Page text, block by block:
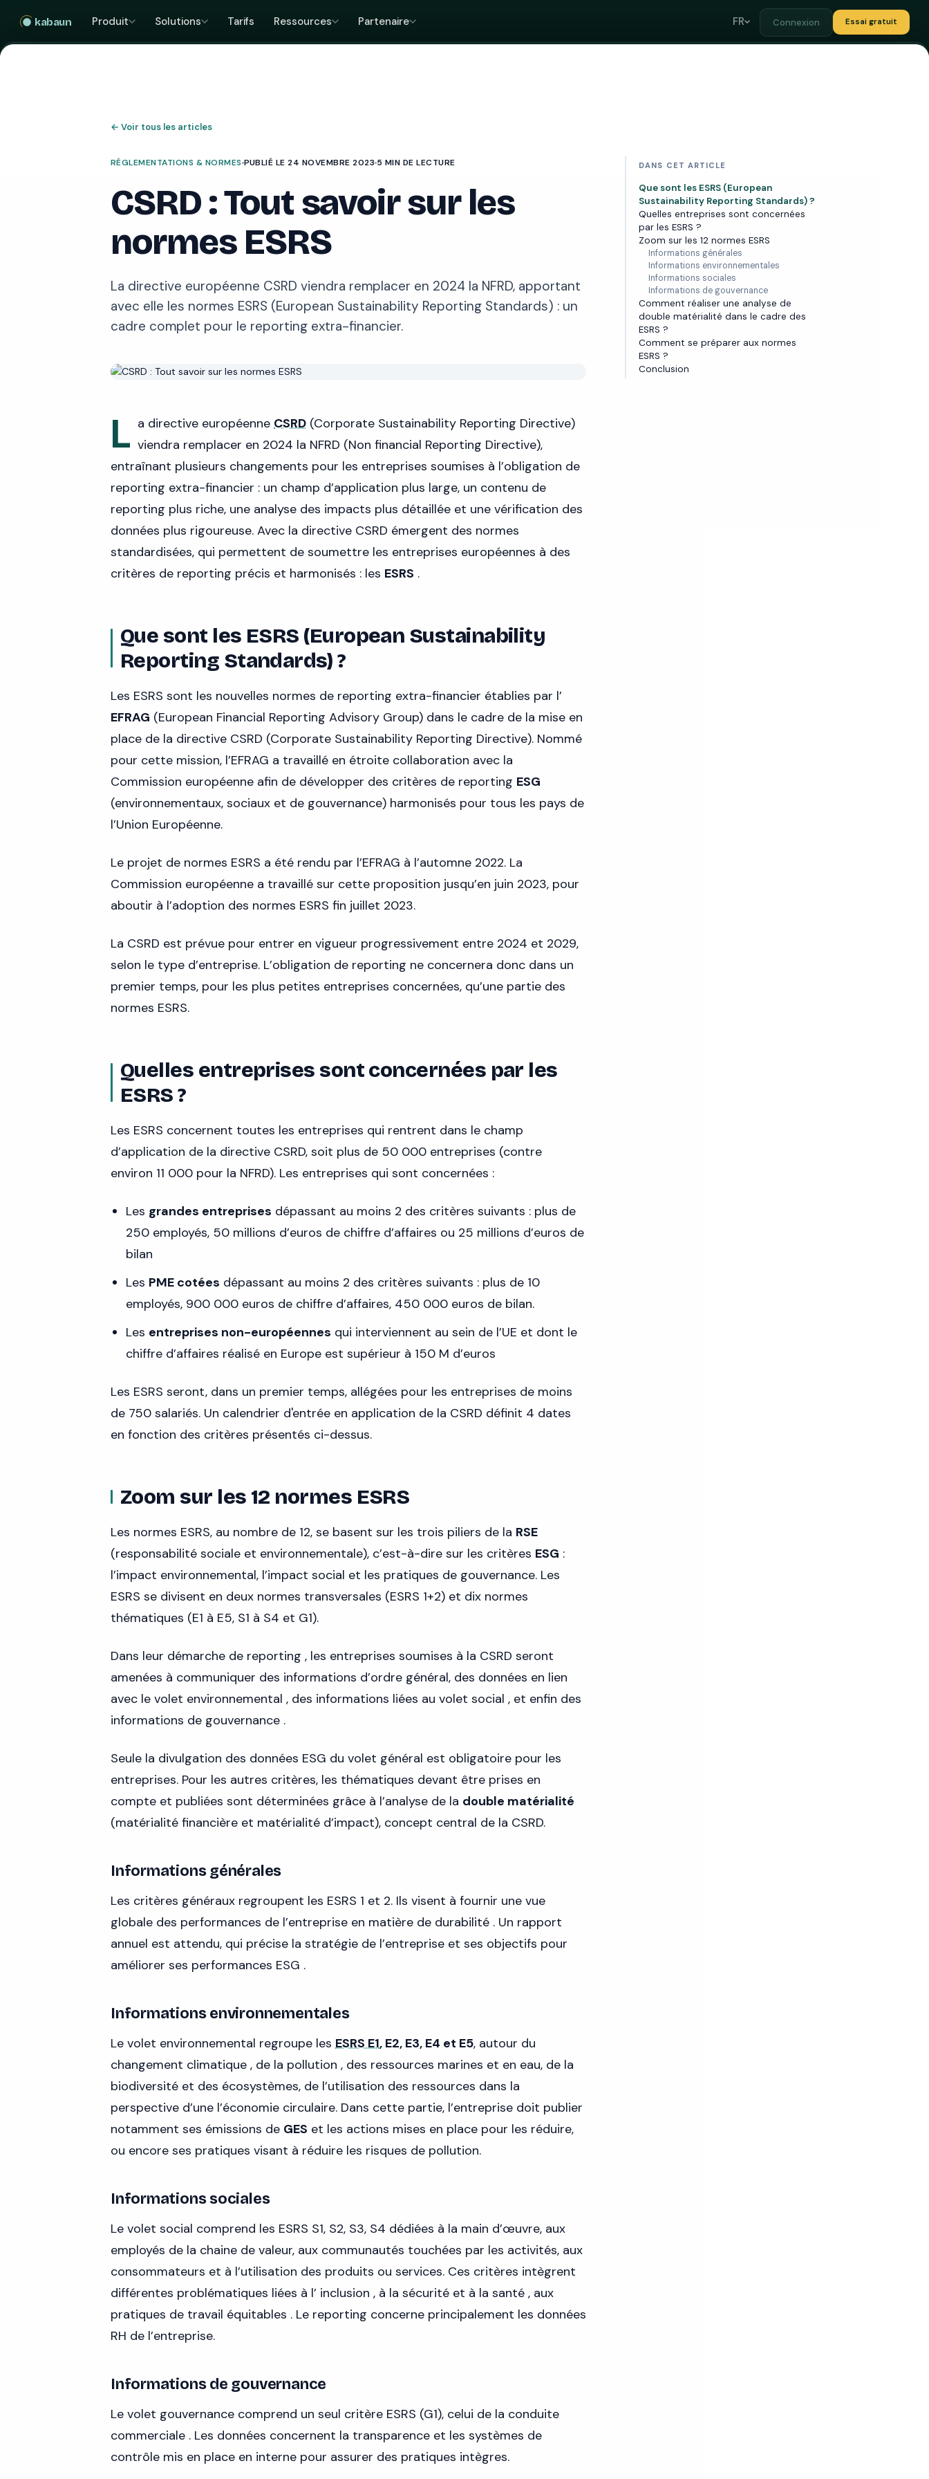
kabaun FR Connexion Essai gratuit
Produit Solutions Tarifs Ressources Partenaire
← Voir tous les articles
RÉGLEMENTATIONS & NORMES PUBLIÉ LE 24 NOVEMBRE 2023 5 MIN DE LECTURE
CSRD : Tout savoir sur les
normes ESRS
La directive européenne CSRD viendra remplacer en 2024 la NFRD, apportant
avec elle les normes ESRS (European Sustainability Reporting Standards) : un
cadre complet pour le reporting extra-financier.
L a directive européenne CSRD (Corporate Sustainability Reporting Directive)
viendra remplacer en 2024 la NFRD (Non financial Reporting Directive),
entraînant plusieurs changements pour les entreprises soumises à l’obligation de
reporting extra-financier : un champ d’application plus large, un contenu de
reporting plus riche, une analyse des impacts plus détaillée et une vérification des
données plus rigoureuse. Avec la directive CSRD émergent des normes
standardisées, qui permettent de soumettre les entreprises européennes à des
critères de reporting précis et harmonisés : les ESRS .
Que sont les ESRS (European Sustainability
Reporting Standards) ?
Les ESRS sont les nouvelles normes de reporting extra-financier établies par l’
EFRAG (European Financial Reporting Advisory Group) dans le cadre de la mise en
place de la directive CSRD (Corporate Sustainability Reporting Directive). Nommé
pour cette mission, l’EFRAG a travaillé en étroite collaboration avec la
Commission européenne afin de développer des critères de reporting ESG
(environnementaux, sociaux et de gouvernance) harmonisés pour tous les pays de
l’Union Européenne.
Le projet de normes ESRS a été rendu par l’EFRAG à l’automne 2022. La
Commission européenne a travaillé sur cette proposition jusqu’en juin 2023, pour
aboutir à l’adoption des normes ESRS fin juillet 2023.
La CSRD est prévue pour entrer en vigueur progressivement entre 2024 et 2029,
selon le type d’entreprise. L’obligation de reporting ne concernera donc dans un
premier temps, pour les plus petites entreprises concernées, qu’une partie des
normes ESRS.
Quelles entreprises sont concernées par les
ESRS ?
Les ESRS concernent toutes les entreprises qui rentrent dans le champ
d’application de la directive CSRD, soit plus de 50 000 entreprises (contre
environ 11 000 pour la NFRD). Les entreprises qui sont concernées :
Les grandes entreprises dépassant au moins 2 des critères suivants : plus de
250 employés, 50 millions d’euros de chiffre d’affaires ou 25 millions d’euros de
bilan
Les PME cotées dépassant au moins 2 des critères suivants : plus de 10
employés, 900 000 euros de chiffre d’affaires, 450 000 euros de bilan.
Les entreprises non-européennes qui interviennent au sein de l’UE et dont le
chiffre d’affaires réalisé en Europe est supérieur à 150 M d’euros
Les ESRS seront, dans un premier temps, allégées pour les entreprises de moins
de 750 salariés. Un calendrier d'entrée en application de la CSRD définit 4 dates
en fonction des critères présentés ci-dessus.
Zoom sur les 12 normes ESRS
Les normes ESRS, au nombre de 12, se basent sur les trois piliers de la RSE
(responsabilité sociale et environnementale), c’est-à-dire sur les critères ESG :
l’impact environnemental, l’impact social et les pratiques de gouvernance. Les
ESRS se divisent en deux normes transversales (ESRS 1+2) et dix normes
thématiques (E1 à E5, S1 à S4 et G1).
Dans leur démarche de reporting , les entreprises soumises à la CSRD seront
amenées à communiquer des informations d’ordre général, des données en lien
avec le volet environnemental , des informations liées au volet social , et enfin des
informations de gouvernance .
Seule la divulgation des données ESG du volet général est obligatoire pour les
entreprises. Pour les autres critères, les thématiques devant être prises en
compte et publiées sont déterminées grâce à l’analyse de la double matérialité
(matérialité financière et matérialité d’impact), concept central de la CSRD.
Informations générales
Les critères généraux regroupent les ESRS 1 et 2. Ils visent à fournir une vue
globale des performances de l’entreprise en matière de durabilité . Un rapport
annuel est attendu, qui précise la stratégie de l’entreprise et ses objectifs pour
améliorer ses performances ESG .
Informations environnementales
Le volet environnemental regroupe les ESRS E1, E2, E3, E4 et E5, autour du
changement climatique , de la pollution , des ressources marines et en eau, de la
biodiversité et des écosystèmes, de l’utilisation des ressources dans la
perspective d’une l’économie circulaire. Dans cette partie, l’entreprise doit publier
notamment ses émissions de GES et les actions mises en place pour les réduire,
ou encore ses pratiques visant à réduire les risques de pollution.
Informations sociales
Le volet social comprend les ESRS S1, S2, S3, S4 dédiées à la main d’œuvre, aux
employés de la chaine de valeur, aux communautés touchées par les activités, aux
consommateurs et à l’utilisation des produits ou services. Ces critères intègrent
différentes problématiques liées à l’ inclusion , à la sécurité et à la santé , aux
pratiques de travail équitables . Le reporting concerne principalement les données
RH de l’entreprise.
Informations de gouvernance
Le volet gouvernance comprend un seul critère ESRS (G1), celui de la conduite
commerciale . Les données concernent la transparence et les systèmes de
contrôle mis en place en interne pour assurer des pratiques intègres.
DANS CET ARTICLE
Que sont les ESRS (European
Sustainability Reporting Standards) ?
Quelles entreprises sont concernées
par les ESRS ?
Zoom sur les 12 normes ESRS
Informations générales
Informations environnementales
Informations sociales
Informations de gouvernance
Comment réaliser une analyse de
double matérialité dans le cadre des
ESRS ?
Comment se préparer aux normes
ESRS ?
Conclusion